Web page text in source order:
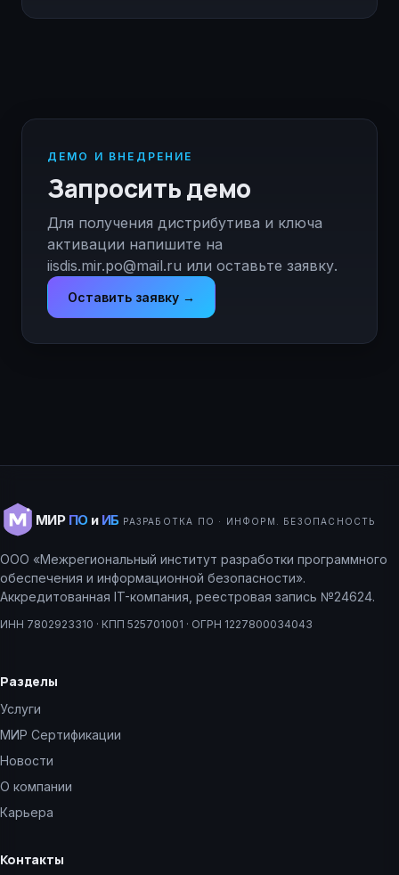
ДЕМО И ВНЕДРЕНИЕ
Запросить демо
Для получения дистрибутива и ключа
активации напишите на
iisdis.mir.po@mail.ru или оставьте заявку.
Оставить заявку →
МИР ПО и ИБ РАЗРАБОТКА ПО · ИНФОРМ. БЕЗОПАСНОСТЬ
ООО «Межрегиональный институт разработки программного
обеспечения и информационной безопасности».
Аккредитованная IT-компания, реестровая запись №24624.
ИНН 7802923310 · КПП 525701001 · ОГРН 1227800034043
Разделы
Услуги
МИР Сертификации
Новости
О компании
Карьера
Контакты